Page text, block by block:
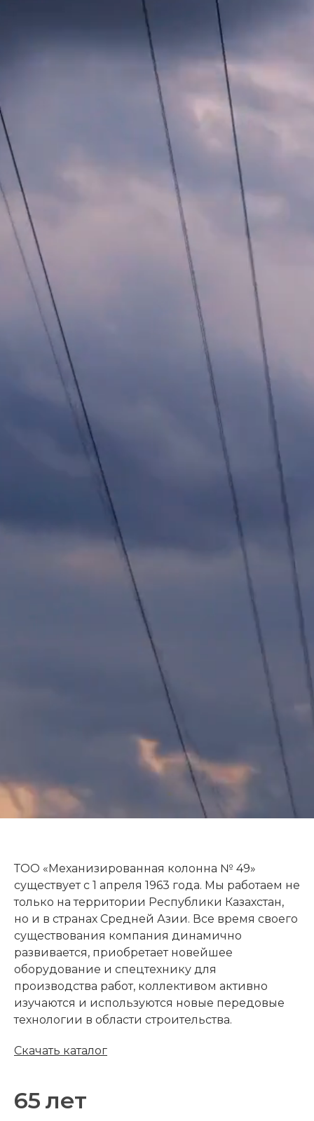
ТОО «Механизированная колонна № 49»
существует c 1 апреля 1963 года. Мы работаем не
только на территории Республики Казахстан,
но и в странах Средней Азии. Все время своего
существования компания динамично
развивается, приобретает новейшее
оборудование и спецтехнику для
производства работ, коллективом активно
изучаются и используются новые передовые
технологии в области строительства.
Скачать каталог
65 лет